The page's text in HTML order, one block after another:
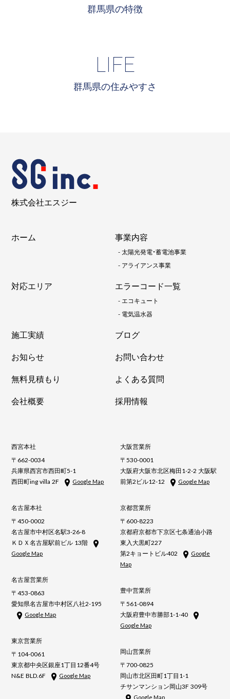
群馬県の特徴
LIFE
群馬県の住みやすさ
株式会社エスジー
ホーム 事業内容
-太陽光発電・蓄電池事業
- アライアンス事業
対応エリア エラーコード一覧
-エコキュート
- 電気温水器
施工実績
ブログ
お知らせ
お問い合わせ
無料見積もり
よくある質問
会社概要
採用情報
西宮本社
〒662-0034
兵庫県西宮市西田町5-1
西田町ing villa 2F
Google Map
名古屋本社
〒450-0002
名古屋市中村区名駅3-26-8
ＫＤＸ名古屋駅前ビル 13階
Google Map
名古屋営業所
〒453-0863
愛知県名古屋市中村区八社2-195
Google Map
東京営業所
〒104-0061
東京都中央区銀座1丁目12番4号
N&E BLD.6F
Google Map
大阪営業所
〒530-0001
大阪府大阪市北区梅田1-2-2 大阪駅
前第2ビル12-12
Google Map
京都営業所
〒600-8223
京都府京都市下京区七条通油小路
東入大黒町227
第2キョートビル402
Google
Map
豊中営業所
〒561-0894
大阪府豊中市勝部1-1-40
Google Map
岡山営業所
〒700-0825
岡山市北区田町1丁目1-1
チサンマンション岡山3F 309号